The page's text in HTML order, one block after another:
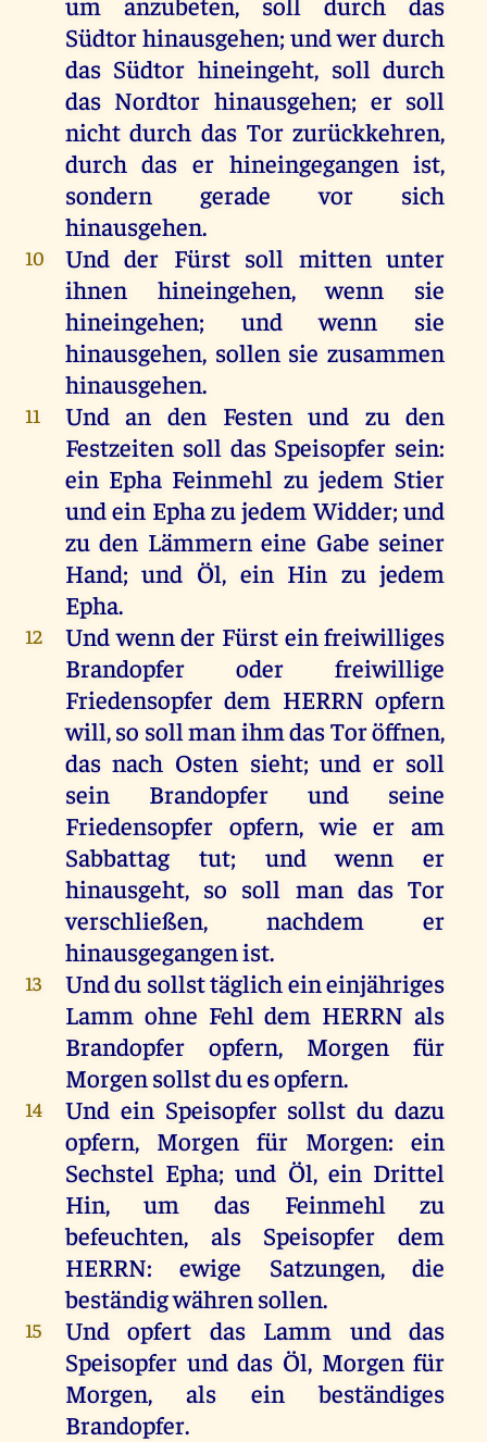
Südtorhinausgehen; undwerdurch
dasSüdtor hineingeht, soll durch
dasNordtor hinausgehen; er soll
nicht durch das Tor zurückkehren,
durch das er hineingegangen ist,
sondern
gerade vor
sich
hinausgehen.
10 Und der Fürst soll mitten unter
ihnen
hineingehen,wenn
sie
hineingehen; und wenn
sie
hinausgehen, sollen sie zusammen
hinausgehen.
11 Und an den Festen und zu den
Festzeiten soll das Speisopfer sein:
ein Epha Feinmehl zujedem Stier
undein EphazujedemWidder;und
zu den Lämmern eine Gabe seiner
Hand;und Öl, ein Hin zujedem
Epha.
12 Undwennder Fürst einfreiwilliges
Brandopfer
oder
freiwillige
Friedensopferdem HERRN opfern
will,so sollmanihmdasToröffnen,
das nach Osten sieht;und er soll
sein
Brandopfer und
seine
Friedensopfer opfern,wie er am
Sabbattag
tut; und wenn
er
hinausgeht, so soll man das Tor
verschließen, nachdem
er
hinausgegangenist.
13 Unddu sollsttäglicheineinjähriges
Lamm ohne Fehl dem HERRN als
Brandopfer
opfern, Morgen
für
Morgensollstduesopfern.
14 Und ein Speisopfer sollst du dazu
opfern, Morgen für Morgen:ein
Sechstel Epha;und Öl, ein Drittel
Hin,um das Feinmehlzu
befeuchten, als Speisopfer
dem
HERRN:ewige Satzungen,die
beständigwährensollen.
15 Und opfert das Lamm und das
Speisopfer und das Öl, Morgen für
Morgen,als ein
beständiges
Brandopfer.